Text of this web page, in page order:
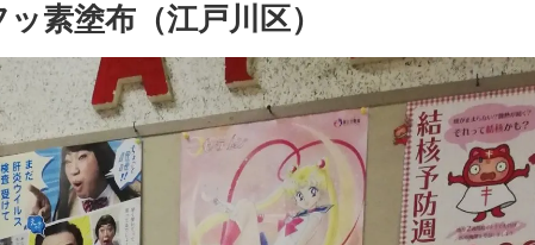
素塗布（江戸川区）